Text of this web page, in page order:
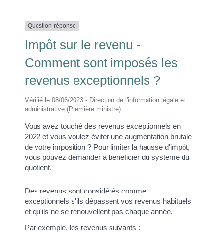
Question-réponse
Impôt sur le revenu -
Comment sont imposés les
revenus exceptionnels ?
Vérifié le 08/06/2023 - Direction de l'information légale et
administrative (Première ministre)
Vous avez touché des revenus exceptionnels en
2022 et vous voulez éviter une augmentation brutale
de votre imposition ? Pour limiter la hausse d'impôt,
vous pouvez demander à bénéficier du système du
quotient.
Des revenus sont considérés comme
exceptionnels s'ils dépassent vos revenus habituels
et qu'ils ne se renouvellent pas chaque année.
Par exemple, les revenus suivants :